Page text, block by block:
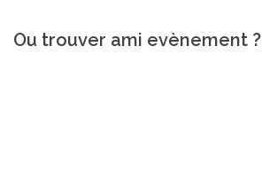
Ou trouver ami evènement ?